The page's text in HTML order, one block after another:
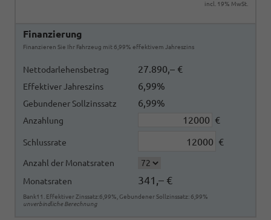
incl. 19% MwSt.
Finanzierung
Finanzieren Sie Ihr Fahrzeug mit 6,99% effektivem Jahreszins
Nettodarlehensbetrag 27.890,– €
Effektiver Jahreszins 6,99%
Gebundener Sollzinssatz 6,99%
Anzahlung €
Schlussrate €
Anzahl der Monatsraten
Monatsraten
341,– €
Bank11. Effektiver Zinssatz:6,99%, Gebundener Sollzinssatz: 6,99%
unverbindliche Berechnung